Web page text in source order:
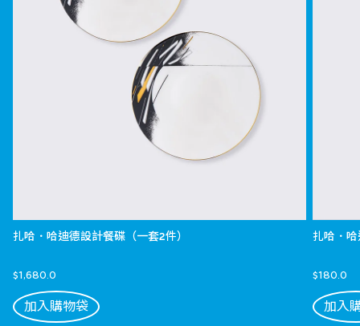
扎哈．哈迪德設計餐碟（一套2件）
$1,680.0
加入購物袋
扎哈．
$180.0
加入